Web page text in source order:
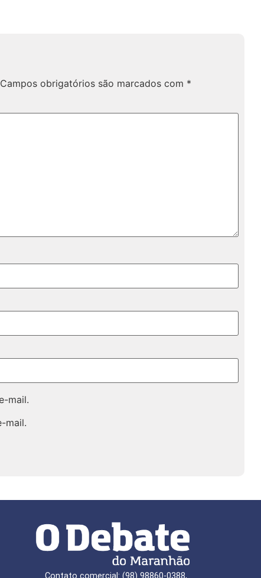
Campos obrigatórios são marcados com *
mail.
mail.